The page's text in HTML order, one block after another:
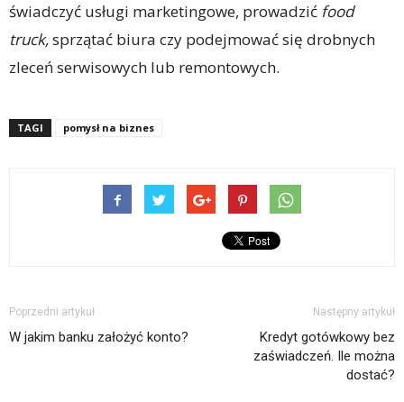
świadczyć usługi marketingowe, prowadzić food
truck,sprzątać biura czy podejmować się drobnych
zleceń serwisowych lub remontowych.
TAGI pomysł na biznes
Poprzedni artykuł
W jakim banku założyć konto?
Następny artykuł
Kredyt gotówkowy bez
zaświadczeń. Ile można
dostać?